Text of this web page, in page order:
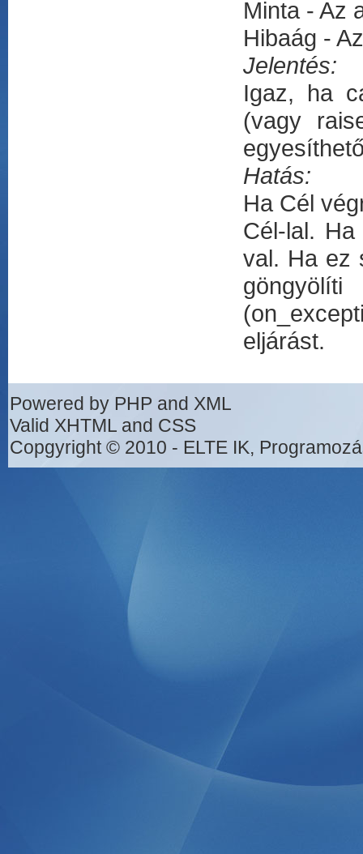
Minta - Az
Hibaág -
Jelentés:
Igaz, ha
(vagy
Hatás:
Ha Cél
Cél-lal.
val. Ha ez
eljárást.
Powered by PHP and XML
Valid XHTML and CSS
Copgyright © 2010 - ELTE IK,